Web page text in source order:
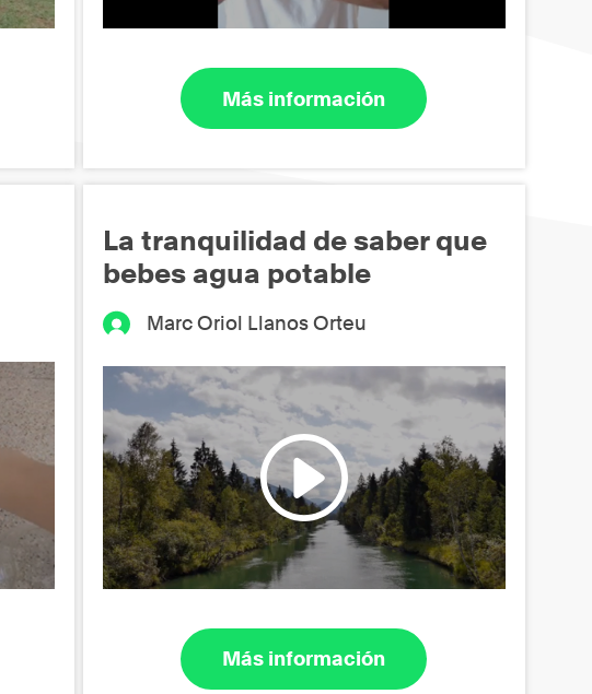
Más información
La tranquilidad de saber que
bebes agua potable
Marc Oriol Llanos Orteu
Más información